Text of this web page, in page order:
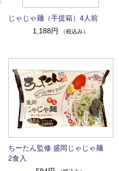
じゃじゃ麺（手提箱）4人前
1,188円
（税込み）
ちーたん監修 盛岡じゃじゃ麺
2食入